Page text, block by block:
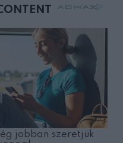
mellettem ült az első